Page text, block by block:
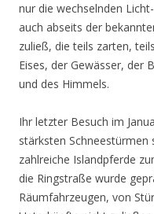
nur die wechselnden
auch abseits der
zuließ, die teils zarten,
Eises, der Gewässer, der
und des Himmels.
Ihr letzter Besuch im
stärksten Schneestürmen
zahlreiche Islandpferde
die Ringstraße wurde
Räumfahrzeugen, von